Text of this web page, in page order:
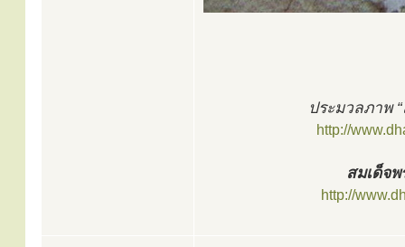
ประมวลภาพ
http://
สมเด็จ
http://